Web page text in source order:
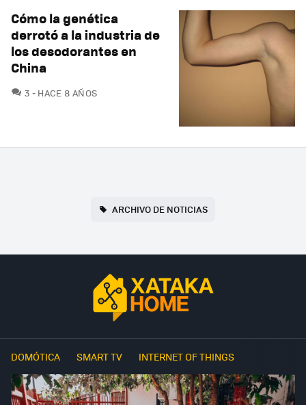
Cómo la genética
derrotó a la industria de
los desodorantes en
China
3 COMENTARIOS
HACE 8 AÑOS
ARCHIVO DE NOTICIAS
DOMÓTICA SMART TV INTERNET OF THINGS